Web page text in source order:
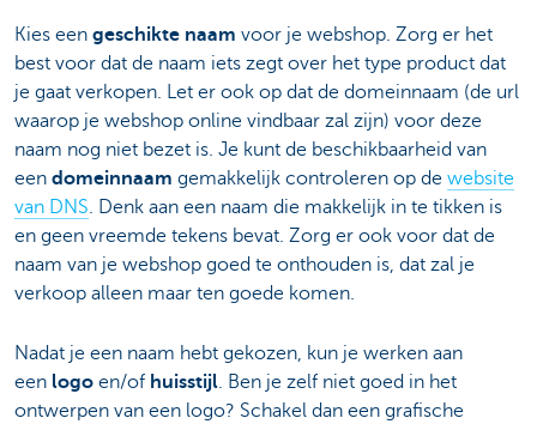
Kies een geschikte naam voor je webshop. Zorg er het
best voor dat de naam iets zegt over het type product dat
je gaat verkopen. Let er ook op dat de domeinnaam (de url
waarop je webshop online vindbaar zal zijn) voor deze
naam nog niet bezet is. Je kunt de beschikbaarheid van
een domeinnaam gemakkelijk controleren op de website
van DNS. Denk aan een naam die makkelijk in te tikken is
en geen vreemde tekens bevat. Zorg er ook voor dat de
naam van je webshop goed te onthouden is, dat zal je
verkoop alleen maar ten goede komen.
Nadat je een naam hebt gekozen, kun je werken aan
een logo en/of huisstijl. Ben je zelf niet goed in het
ontwerpen van een logo? Schakel dan een grafische